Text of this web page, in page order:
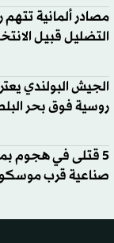
مصادر ألمانية
التضليل قبيل
الجيش البولندي
روسية فوق بحر
5 قتلى في هجوم
صناعية قرب موسكو